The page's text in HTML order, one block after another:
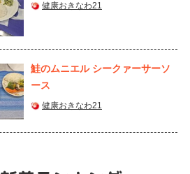
健康おきなわ21
鮭のムニエル シークァーサーソ
ース
健康おきなわ21